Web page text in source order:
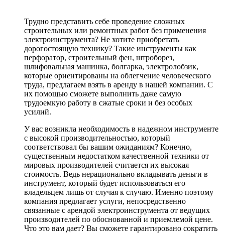
Трудно представить себе проведение сложных
строительных или ремонтных работ без применения
электроинструмента? Не хотите приобретать
дорогостоящую технику? Такие инструменты как
перфоратор, строительный фен, штроборез,
шлифовальная машинка, болгарка, электролобзик,
которые ориентированы на облегчение человеческого
труда, предлагаем взять в аренду в нашей компании. С
их помощью сможете выполнить даже самую
трудоемкую работу в сжатые сроки и без особых
усилий.
У вас возникла необходимость в надежном инструменте
с высокой производительностью, который
соответствовал бы вашим ожиданиям? Конечно,
существенным недостатком качественной техники от
мировых производителей считается их высокая
стоимость. Ведь нерационально вкладывать деньги в
инструмент, который будет использоваться его
владельцем лишь от случая к случаю. Именно поэтому
компания предлагает услуги, непосредственно
связанные с арендой электроинструмента от ведущих
производителей по обоснованной и приемлемой цене.
Что это вам дает? Вы сможете гарантировано сократить